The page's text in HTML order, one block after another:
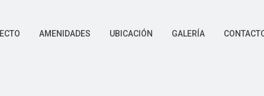
AMENIDADES UBICACIÓN GALERÍA